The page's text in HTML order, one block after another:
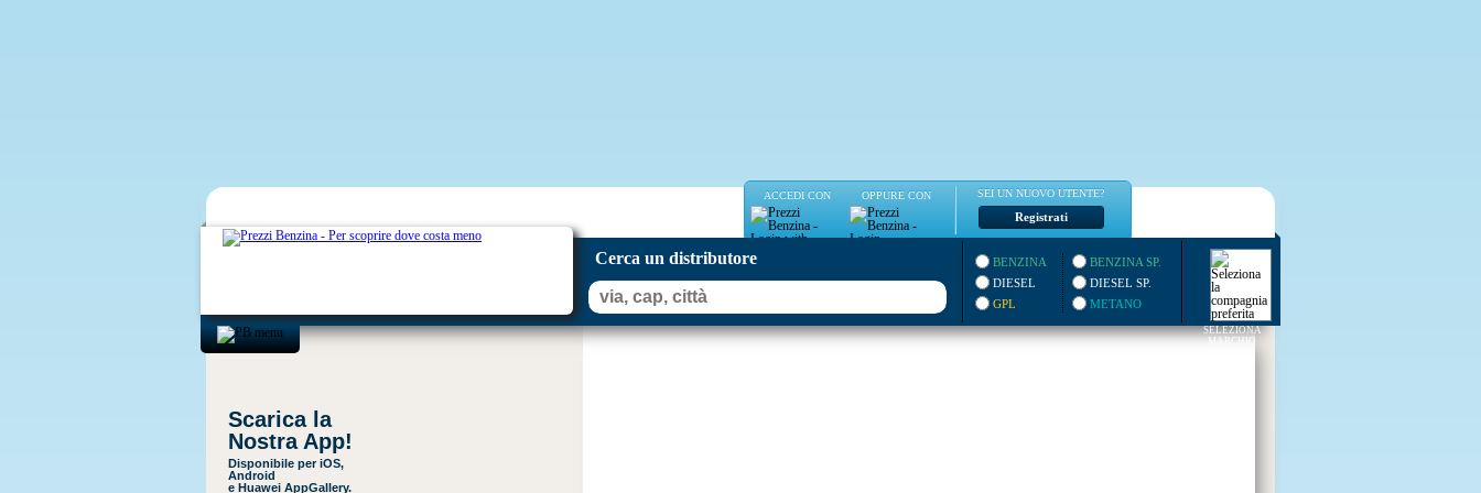
ACCEDI CON OPPURE CON SEI UN NUOVO UTENTE?
Registrati
Cerca un distributore
BENZINA
DIESEL
GPL
BENZINA SP.
DIESEL SP.
METANO
SELEZIONA
MARCHIO
Scarica la
Nostra App!
Disponibile per iOS,
Android
e Huawei AppGallery.